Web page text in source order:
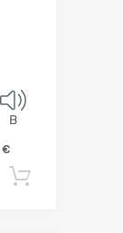
B
€